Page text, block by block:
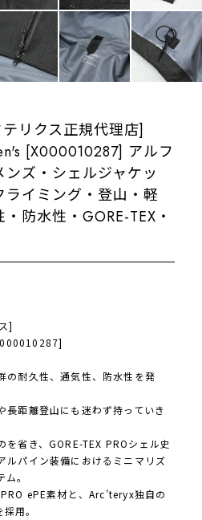
リクス正規代理店]
[X000010287] アルフ
ズ・シェルジャケッ
ライミング・登山・軽
防水性・GORE-TEX・
]
の耐久性、通気性、防水性を発
長距離登山にも迷わず持っていき
を省き、GORE-TEX PROシェル史
ルパイン装備におけるミニマリズ
。
ePE素材と、Arc’teryx独自の
用。